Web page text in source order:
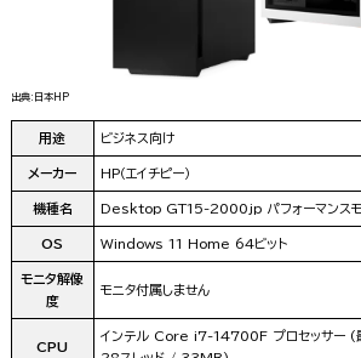
出典:日本HP
用途 ビジネス向け
メーカー HP（エイチピー）
機種名 Desktop GT15-2000jp パフォーマンス
OS Windows 11 Home 64ビット
モニタ解像
度
モニタ付属しません
CPU
インテル Core i7-14700F プロセッサー